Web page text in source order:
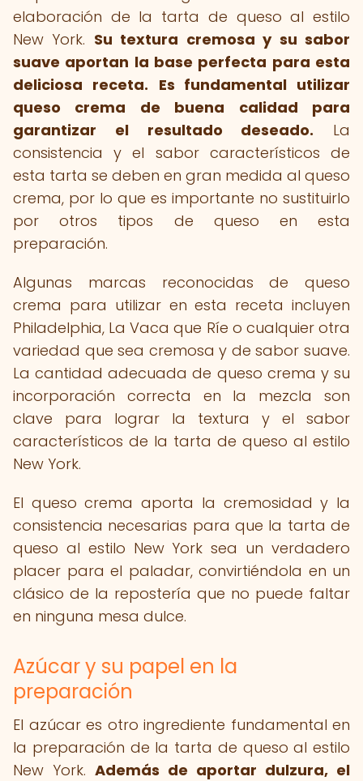
elaboración de la tarta de queso al estilo
New York. Su textura cremosa y su sabor
suave aportan la base perfecta para esta
deliciosa receta. Es fundamental utilizar
queso crema de buena calidad para
garantizar el resultado deseado. La
consistencia y el sabor característicos de
esta tarta se deben en gran medida al queso
crema, por lo que es importante no sustituirlo
por otros tipos de queso en esta
preparación.
Algunas marcas reconocidas de queso
crema para utilizar en esta receta incluyen
Philadelphia, La Vaca que Ríe o cualquier otra
variedad que sea cremosa y de sabor suave.
La cantidad adecuada de queso crema y su
incorporación correcta en la mezcla son
clave para lograr la textura y el sabor
característicos de la tarta de queso al estilo
New York.
El queso crema aporta la cremosidad y la
consistencia necesarias para que la tarta de
queso al estilo New York sea un verdadero
placer para el paladar, convirtiéndola en un
clásico de la repostería que no puede faltar
en ninguna mesa dulce.
Azúcar y su papel en la
preparación
El azúcar es otro ingrediente fundamental en
la preparación de la tarta de queso al estilo
New York. Además de aportar dulzura, el